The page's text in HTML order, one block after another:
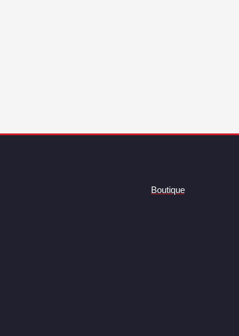
Boutique